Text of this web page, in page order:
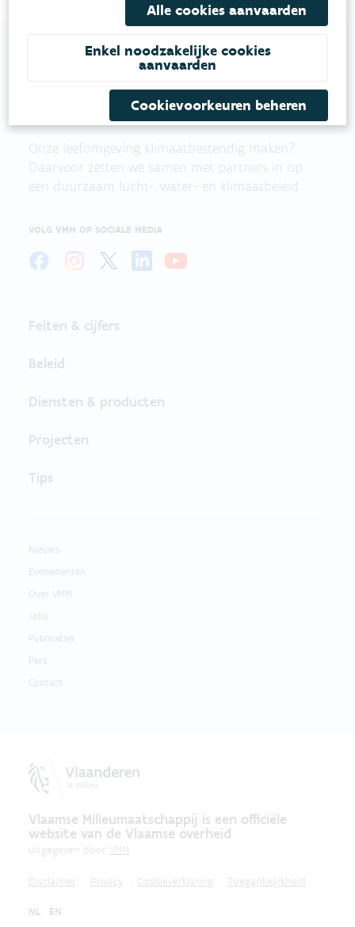
VLAAMSE
MILIEUMAATSCHAPPIJ
Onze leefomgeving klimaatbestendig maken?
Daarvoor zetten we samen met partners in op
een duurzaam lucht-, water- en klimaatbeleid.
VOLG VMM OP SOCIALE MEDIA
Feiten & cijfers
Beleid
Diensten & producten
Projecten
Tips
Nieuws
Evenementen
Over VMM
Jobs
Publicaties
Pers
Contact
Vlaamse Milieumaatschappij is een officiële
website van de Vlaamse overheid
uitgegeven door VMM
Disclaimer Privacy Cookieverklaring Toegankelijkheid
NL EN
Alle cookies aanvaarden
Enkel noodzakelijke cookies
aanvaarden
Cookievoorkeuren beheren